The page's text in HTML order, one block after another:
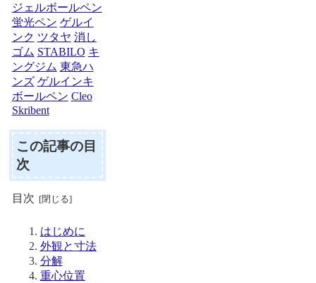
ジェルボールペン
蛍光ペン ゲルイ
ンク ツタヤ 消し
ゴム STABILO キ
ングジム 東急ハ
ンズ ゲルインキ
ボールペン Cleo
Skribent
この記事の目
次
目次
はじめに
外観と寸法
分解
重心位置